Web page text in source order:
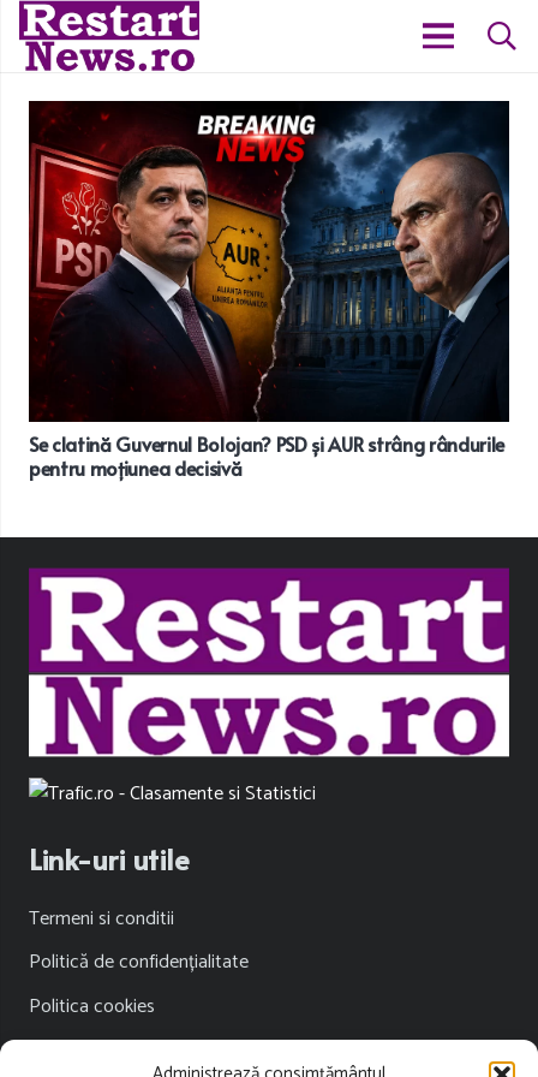
Se clatină Guvernul Bolojan? PSD și AUR strâng rândurile
pentru moțiunea decisivă
Link-uri utile
Termeni si conditii
Politică de confidențialitate
Politica cookies
Publicitate